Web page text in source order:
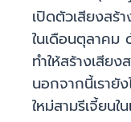
เปิดตัวเสียงสร้
ในเดือนตุลาคม
ทำให้สร้างเสีย
นอกจากนี้เรายั
ใหม่สามรีเจี้ยน